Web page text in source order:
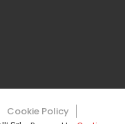
Cookie Policy